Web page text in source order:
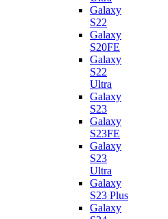
Galaxy
S22
Galaxy
S20FE
Galaxy
S22
Ultra
Galaxy
S23
Galaxy
S23FE
Galaxy
S23
Ultra
Galaxy
S23 Plus
Galaxy